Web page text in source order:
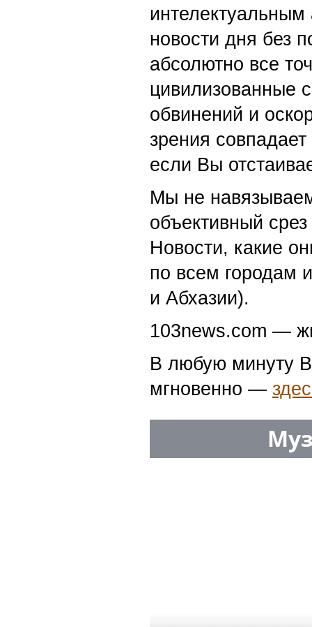
новости дня без
абсолютно все
цивилизованные
обвинений и
зрения
если Вы
Мы не
объективный
Новости, какие
по всем городам
и Абхазии).
103news.com —
В любую минуту
мгновенно —